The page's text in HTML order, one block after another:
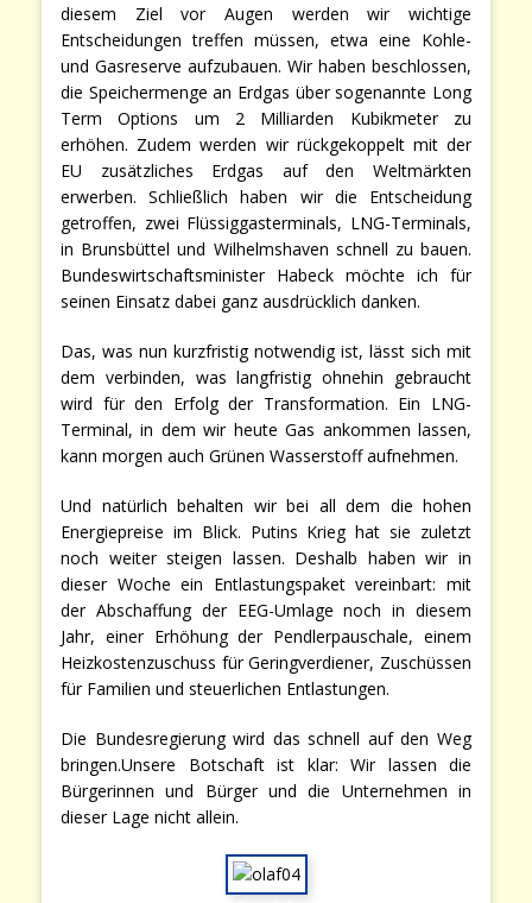
diesem Ziel vor Augen werden wir wichtige
Entscheidungen treffen müssen, etwa eine Kohle-
und Gasreserve aufzubauen. Wir haben beschlossen,
die Speichermenge an Erdgas über sogenannte Long
Term Options um 2 Milliarden Kubikmeter zu
erhöhen. Zudem werden wir rückgekoppelt mit der
EU zusätzliches Erdgas auf den Weltmärkten
erwerben. Schließlich haben wir die Entscheidung
getroffen, zwei Flüssiggasterminals, LNG-Terminals,
in Brunsbüttel und Wilhelmshaven schnell zu bauen.
Bundeswirtschaftsminister Habeck möchte ich für
seinen Einsatz dabei ganz ausdrücklich danken.
Das, was nun kurzfristig notwendig ist, lässt sich mit
dem verbinden, was langfristig ohnehin gebraucht
wird für den Erfolg der Transformation. Ein LNG-
Terminal, in dem wir heute Gas ankommen lassen,
kann morgen auch Grünen Wasserstoff aufnehmen.
Und natürlich behalten wir bei all dem die hohen
Energiepreise im Blick. Putins Krieg hat sie zuletzt
noch weiter steigen lassen. Deshalb haben wir in
dieser Woche ein Entlastungspaket vereinbart: mit
der Abschaffung der EEG-Umlage noch in diesem
Jahr, einer Erhöhung der Pendlerpauschale, einem
Heizkostenzuschuss für Geringverdiener, Zuschüssen
für Familien und steuerlichen Entlastungen.
Die Bundesregierung wird das schnell auf den Weg
bringen.Unsere Botschaft ist klar: Wir lassen die
Bürgerinnen und Bürger und die Unternehmen in
dieser Lage nicht allein.